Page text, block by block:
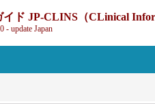
JP-CLINS（CLinical
- update Japan